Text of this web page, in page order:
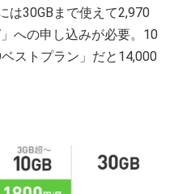
は30GBまで使えて2,970
への申し込みが必要。10
ストプラン」だと14,000